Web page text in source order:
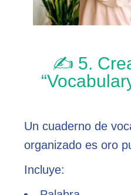
✍️ 5.
Un cuaderno de
organizado es oro
Incluye: